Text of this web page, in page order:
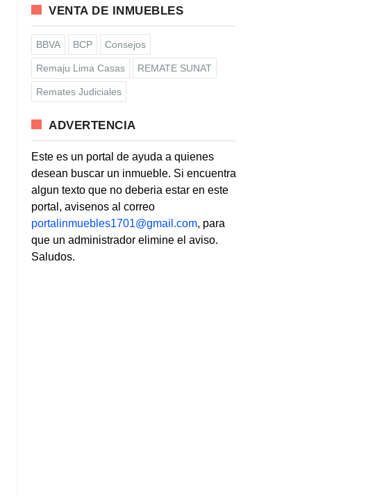
VENTA DE INMUEBLES
BBVA BCP Consejos
Remaju Lima Casas REMATE SUNAT
Remates Judiciales
ADVERTENCIA
Este es un portal de ayuda a quienes
desean buscar un inmueble. Si encuentra
algun texto que no deberia estar en este
portal, avisenos al correo
portalinmuebles1701@gmail.com, para
que un administrador elimine el aviso.
Saludos.